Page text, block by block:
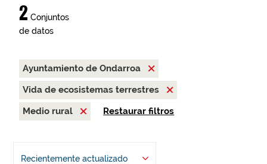
2 Conjuntos
de datos
Ayuntamiento de Ondarroa
Vida de ecosistemas terrestres
Medio rural
Restaurar filtros
Recientemente actualizado